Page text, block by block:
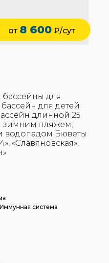
для
для детей
длинной 25
зимним пляжем,
водопадом Бюветы
«Славяновская»,
Иммунная система
от 8 600₽/сут